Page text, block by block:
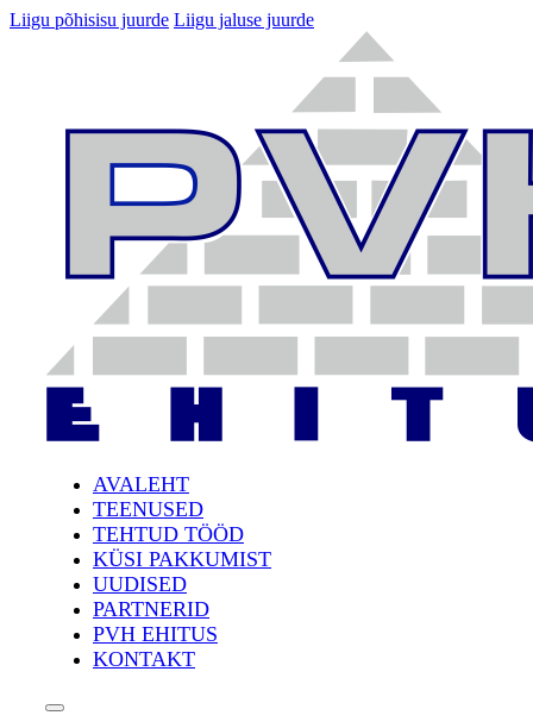
Liigu põhisisu juurde Liigu jaluse juurde
AVALEHT
TEENUSED
TEHTUD TÖÖD
KÜSI PAKKUMIST
UUDISED
PARTNERID
PVH EHITUS
KONTAKT